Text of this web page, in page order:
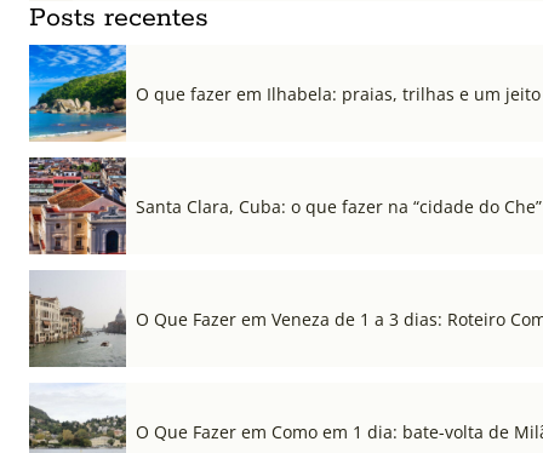
Posts recentes
O que fazer em Ilhabela: praias, trilhas e um
Santa Clara, Cuba: o que fazer na “cidade do Che”
O Que Fazer em Veneza de 1 a 3 dias: Roteiro
O Que Fazer em Como em 1 dia: bate-volta de